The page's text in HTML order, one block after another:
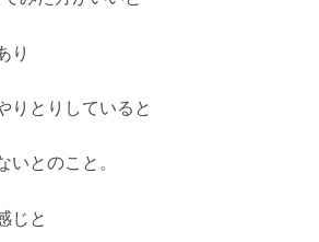
り
りとりしていると
いとのこと。
じと